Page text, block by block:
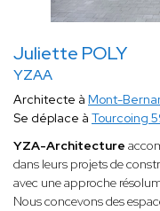
Juliette POLY
YZAA
Architecte à Mont-
Se déplace à Tourcoing
YZA-Architecture
dans leurs projets de
avec une approche
Nous concevons des